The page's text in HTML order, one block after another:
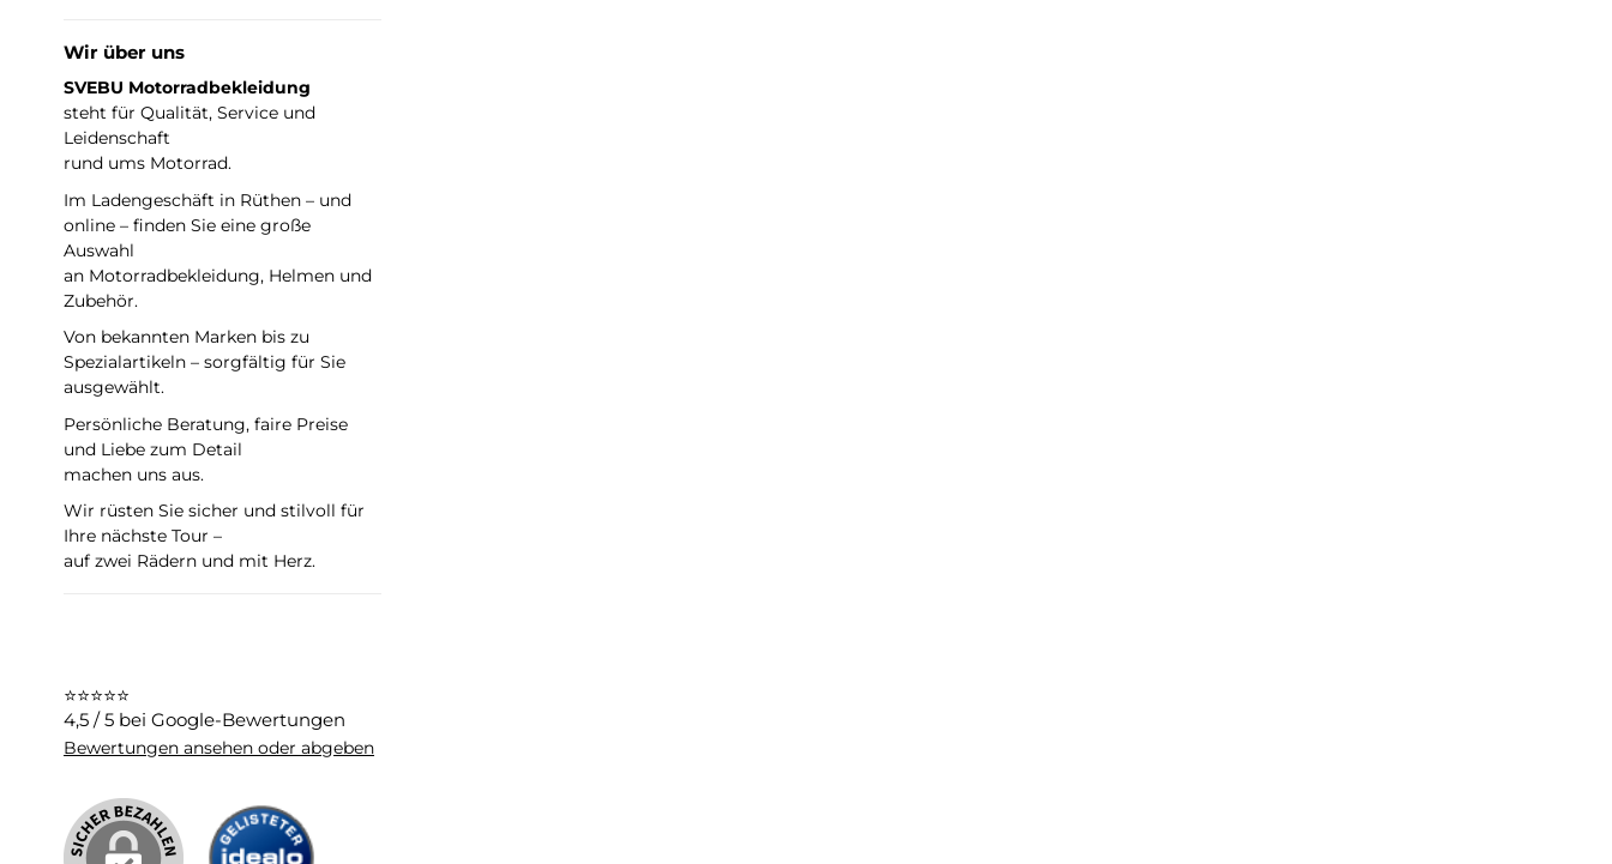
Wir über uns
SVEBU Motorradbekleidung
steht für Qualität, Service und
Leidenschaft
rund ums Motorrad.
Im Ladengeschäft in Rüthen – und
online – finden Sie eine große
Auswahl
an Motorradbekleidung, Helmen und
Zubehör.
Von bekannten Marken bis zu
Spezialartikeln – sorgfältig für Sie
ausgewählt.
Persönliche Beratung, faire Preise
und Liebe zum Detail
machen uns aus.
Wir rüsten Sie sicher und stilvoll für
Ihre nächste Tour –
auf zwei Rädern und mit Herz.
⭐⭐⭐⭐⭐
4,5 / 5 bei Google-Bewertungen
Bewertungen ansehen oder abgeben